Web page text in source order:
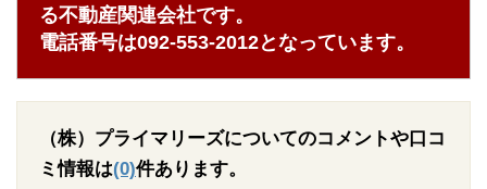
る不動産関連会社です。
電話番号は092-553-2012となっています。
（株）プライマリーズについてのコメントや口コ
ミ情報は(0)件あります。